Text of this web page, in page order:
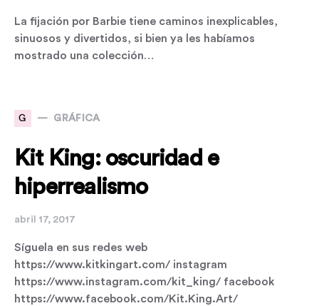
La fijación por Barbie tiene caminos inexplicables,
sinuosos y divertidos, si bien ya les habíamos
mostrado una colección…
G GRÁFICA
Kit King: oscuridad e
hiperrealismo
abril 17, 2017
Síguela en sus redes web
https://www.kitkingart.com/ instagram
https://www.instagram.com/kit_king/ facebook
https://www.facebook.com/Kit.King.Art/